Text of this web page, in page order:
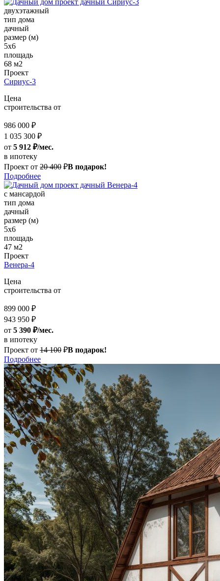
двухэтажный
тип дома
дачный
размер (м)
5х6
площадь
68 м2
Проект
Сириус-3
Цена
строительства от
986 000 ₽
1 035 300 ₽
от 5 912 ₽/мес.
в ипотеку
Проект от 20 400 ₽В подарок!
Подробнее
с мансардой
тип дома
дачный
размер (м)
5х6
площадь
47 м2
Проект
Венера-4
Цена
строительства от
899 000 ₽
943 950 ₽
от 5 390 ₽/мес.
в ипотеку
Проект от 14 100 ₽В подарок!
Подробнее